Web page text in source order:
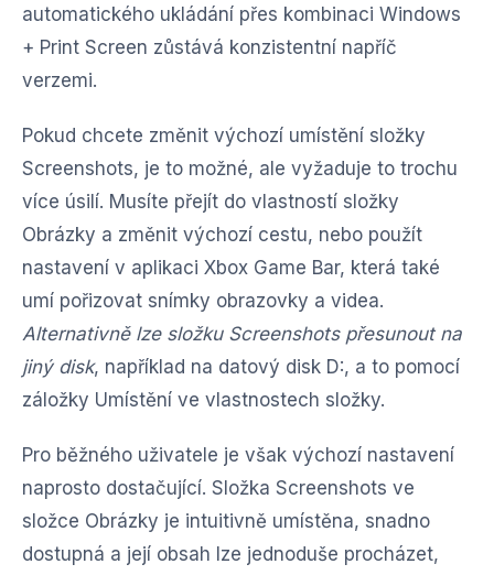
automatického ukládání přes kombinaci Windows
+ Print Screen zůstává konzistentní napříč
verzemi.
Pokud chcete změnit výchozí umístění složky
Screenshots, je to možné, ale vyžaduje to trochu
více úsilí. Musíte přejít do vlastností složky
Obrázky a změnit výchozí cestu, nebo použít
nastavení v aplikaci Xbox Game Bar, která také
umí pořizovat snímky obrazovky a videa.
Alternativně lze složku Screenshots přesunout na
jiný disk, například na datový disk D:, a to pomocí
záložky Umístění ve vlastnostech složky.
Pro běžného uživatele je však výchozí nastavení
naprosto dostačující. Složka Screenshots ve
složce Obrázky je intuitivně umístěna, snadno
dostupná a její obsah lze jednoduše procházet,